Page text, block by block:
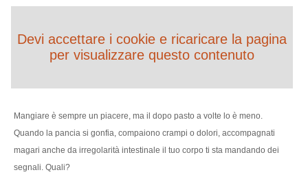
Devi accettare i cookie e ricaricare la pagina
per visualizzare questo contenuto
Mangiare è sempre un piacere, ma il dopo pasto a volte lo è meno.
Quando la pancia si gonfia, compaiono crampi o dolori, accompagnati
magari anche da irregolarità intestinale il tuo corpo ti sta mandando dei
segnali. Quali?